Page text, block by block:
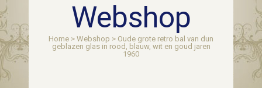
Webshop
Home > Webshop > Oude grote retro bal van dun
geblazen glas in rood, blauw, wit en goud jaren
1960